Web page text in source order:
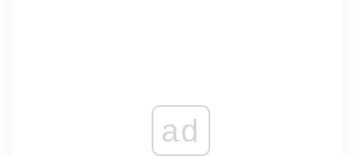
ad